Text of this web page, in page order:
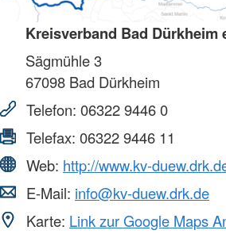
Kreisverband Bad Dürkheim
Sägmühle 3
67098 Bad Dürkheim
Telefon: 06322 9446 0
Telefax: 06322 9446 11
Web: http://www.kv-
E-Mail: info@kv-duew.drk.de
Karte: Link zur Google Maps